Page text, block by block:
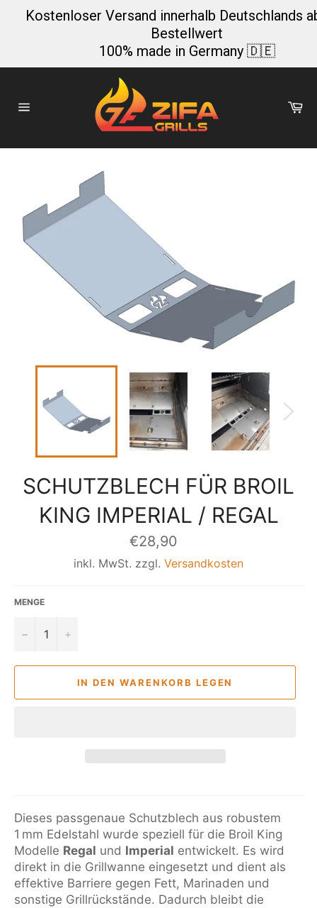
DirektKostenloser Versand innerhalb Deutschlands
Bestellwert
100% made in Germany 🇩🇪
Seitennavigation
SCHUTZBLECH FÜR BROIL
KING IMPERIAL / REGAL
Normaler
Preis
€28,90
inkl. MwSt. zzgl. Versandkosten
MENGE
− +
IN DEN WARENKORB LEGEN
Dieses passgenaue Schutzblech aus robustem
1 mm Edelstahl wurde speziell für die Broil King
Modelle Regal und Imperial entwickelt. Es wird
direkt in die Grillwanne eingesetzt und dient als
effektive Barriere gegen Fett, Marinaden und
sonstige Grillrückstände. Dadurch bleibt die